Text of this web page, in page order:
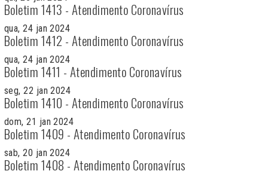
Boletim 1413 - Atendimento Coronavírus
qua, 24 jan 2024
Boletim 1412 - Atendimento Coronavírus
qua, 24 jan 2024
Boletim 1411 - Atendimento Coronavírus
seg, 22 jan 2024
Boletim 1410 - Atendimento Coronavírus
dom, 21 jan 2024
Boletim 1409 - Atendimento Coronavírus
sab, 20 jan 2024
Boletim 1408 - Atendimento Coronavírus